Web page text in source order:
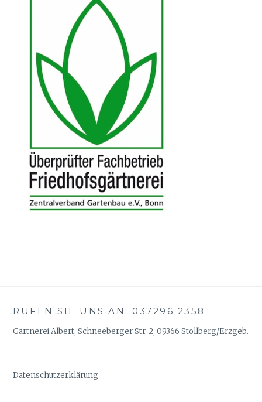
RUFEN SIE UNS AN: 037296 2358
Gärtnerei Albert, Schneeberger Str. 2, 09366 Stollberg/Erzgeb.
Datenschutzerklärung